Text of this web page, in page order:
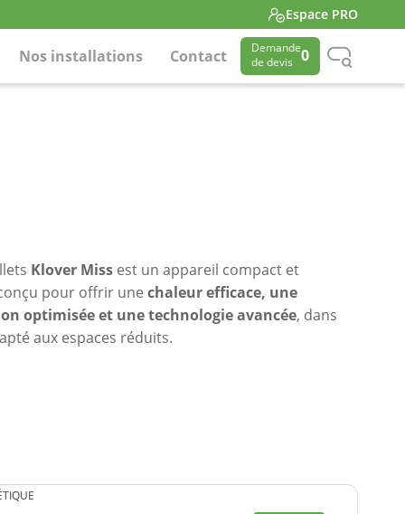
Espace PRO
Nos installations Contact
Demande
de devis 0
Klover Miss est un appareil compact et
pour offrir une chaleur efficace, une
optimisée et une technologie avancée, dans
aux espaces réduits.